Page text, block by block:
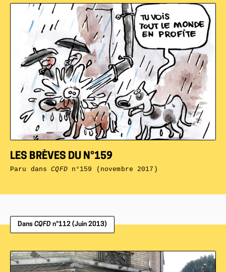
LES BRÈVES DU N°159
Paru dansCQFDn°159 (novembre 2017)
Dans CQFD n°112 (Juin 2013)